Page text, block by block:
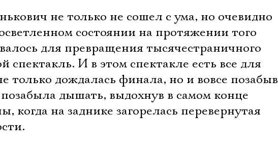
не только не сошел с ума, но очевидно
состоянии на протяжении того
для превращения тысячестраничного
спектакль. И в этом спектакле есть все для
только дождалась финала, но и вовсе позабыв
дышать, выдохнув в самом конце
когда на заднике загорелась перевернутая